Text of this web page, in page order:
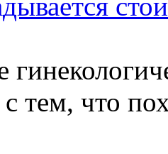
с тем, что